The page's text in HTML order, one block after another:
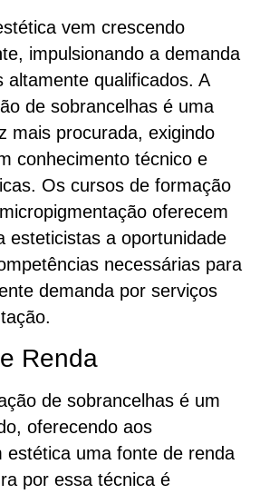
vem crescendo
impulsionando a demanda
altamente qualificados. A
de sobrancelhas é uma
mais procurada, exigindo
conhecimento técnico e
Os cursos de formação
oferecem
esteticistas a oportunidade
necessárias para
demanda por serviços
Renda
de sobrancelhas é um
oferecendo aos
estética uma fonte de renda
por essa técnica é